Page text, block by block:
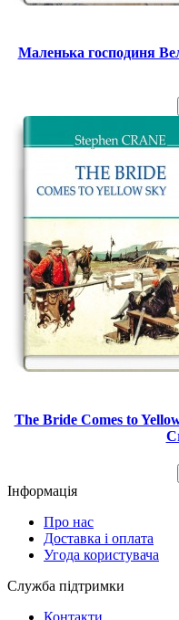
Маленька господиня
The Bride Comes to
Інформація
Про нас
Доставка і оплата
Угода користувача
Служба підтримки
Контакти